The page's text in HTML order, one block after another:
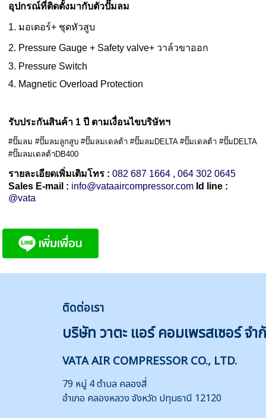
อุปกรณ์ที่ติดตั้งมากับตัวปั๊มลม
1. มอเตอร์+ ชุดหัวสูบ
2. Pressure Gauge + Safety valve+ วาล์วขาออก
3. Pressure Switch
4. Magnetic Overload Protection
รับประกันสินค้า 1 ปี ตามเงื่อนไขบริษัทฯ
#ปั๊มลม #ปั๊มลมลูกสูบ #ปั๊มลมเดลต้า #ปั๊มลมDELTA #ปั๊มเดลต้า #ปั๊มDELTA
#ปั๊มลมเดลต้าDB400
รายละเอียดเพิ่มเติมโทร :082 687 1664 ,064 302 0645
Sales E-mail : info@vataaircompressor.com Id line :
@vata
ติดต่อเรา
บริษัท วาตะ แอร์ คอมเพรสเซอร์ จำ
VATA AIR COMPRESSOR CO., LTD.
79 หมู่ 4 ตำบล คลองสี่
อำเภอ คลองหลวง จังหวัด ปทุมธานี 12120